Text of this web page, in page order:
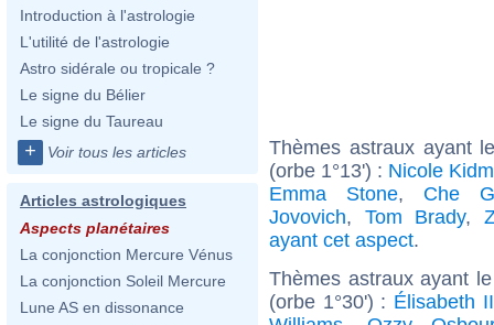
Introduction à l'astrologie
L'utilité de l'astrologie
Astro sidérale ou tropicale ?
Le signe du Bélier
Le signe du Taureau
+ Voir tous les articles
Articles astrologiques
Aspects planétaires
La conjonction Mercure Vénus
La conjonction Soleil Mercure
Lune AS en dissonance
Thèmes astraux ayant
(orbe 1°13') : Nicole
Emma Stone, Che
Jovovich, Tom Brady,
ayant cet aspect.
Thèmes astraux ayant
(orbe 1°30') : Élisabeth